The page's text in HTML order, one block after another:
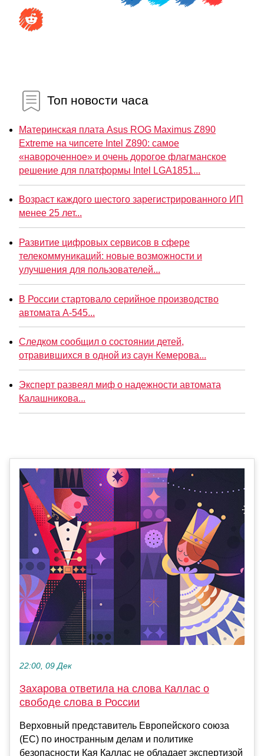
Топ новости часа
Материнская плата Asus ROG Maximus Z890
Extreme на чипсете Intel Z890: самое
«навороченное» и очень дорогое флагманское
решение для платформы Intel LGA1851...
Возраст каждого шестого зарегистрированного ИП
менее 25 лет...
Развитие цифровых сервисов в сфере
телекоммуникаций: новые возможности и
улучшения для пользователей...
В России стартовало серийное производство
автомата А-545...
Следком сообщил о состоянии детей,
отравившихся в одной из саун Кемерова...
Эксперт развеял миф о надежности автомата
Калашникова...
22:00, 09 Дек
Захарова ответила на слова Каллас о
свободе слова в России
Верховный представитель Европейского союза
(ЕС) по иностранным делам и политике
безопасности Кая Каллас не обладает экспертизой